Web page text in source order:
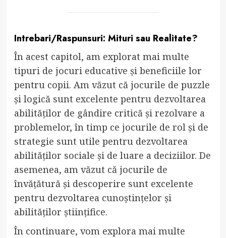
Intrebari/Raspunsuri: Mituri sau Realitate?
În acest capitol, am explorat mai multe
tipuri de jocuri educative și beneficiile lor
pentru copii. Am văzut că jocurile de puzzle
și logică sunt excelente pentru dezvoltarea
abilităților de gândire critică și rezolvare a
problemelor, în timp ce jocurile de rol și de
strategie sunt utile pentru dezvoltarea
abilităților sociale și de luare a deciziilor. De
asemenea, am văzut că jocurile de
învățătură și descoperire sunt excelente
pentru dezvoltarea cunoștințelor și
abilităților științifice.
În continuare, vom explora mai multe